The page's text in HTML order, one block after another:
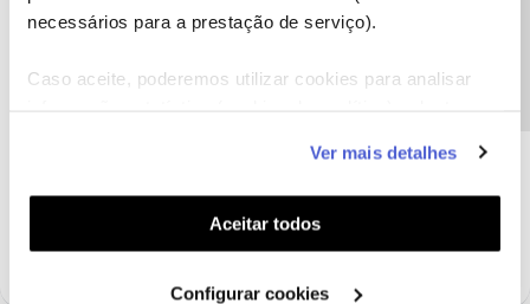
necessários para a prestação de serviço).
Caso aceite, poderemos utilizar cookies para analisar
funcionalidades (cookies de personalização e
funcionalidade) e adaptar anúncios aos seus interesses
(cookies de publicidade personalizada). Pode gerir a
utilização dos cookies clicando em "Configurar
Ver mais detalhes
Aceitar todos
Configurar cookies
App Nos Net NOS Net Configurações
NOS Net 3.0 nosnet.pt nosnet App NOS Net
5 pessoas gostaram